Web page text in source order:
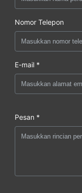
Nomor Telepon
E-mail *
Pesan *